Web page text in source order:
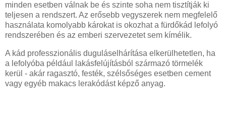
minden esetben válnak be és szinte soha nem tisztítják ki
teljesen a rendszert. Az erősebb vegyszerek nem megfelelő
használata komolyabb károkat is okozhat a fürdőkád lefolyó
rendszerében és az emberi szervezetet sem kímélik.
A kád professzionális duguláselhárítása elkerülhetetlen, ha
a lefolyóba például lakásfelújításból származó törmelék
kerül - akár ragasztó, festék, szélsőséges esetben cement
vagy egyéb makacs lerakódást képző anyag.